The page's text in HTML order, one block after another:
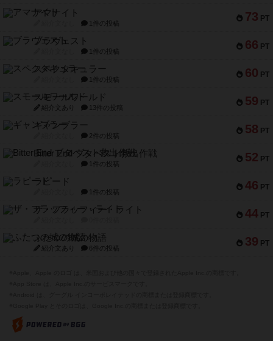
73 PT
アマナイト
1件の投稿
66 PT
ブラヴェスト
1件の投稿
60 PT
スペクタキュラー
1件の投稿
59 PT
スモールワールド
紹介文あり 13件の投稿
58 PT
ギャンブラー
2件の投稿
52 PT
Bitter End ブタペスト救出作戦
1件の投稿
46 PT
ラピード
1件の投稿
44 PT
ザ・フラッフィー・ライト
39 PT
ふたつの城の物語
紹介文あり 6件の投稿